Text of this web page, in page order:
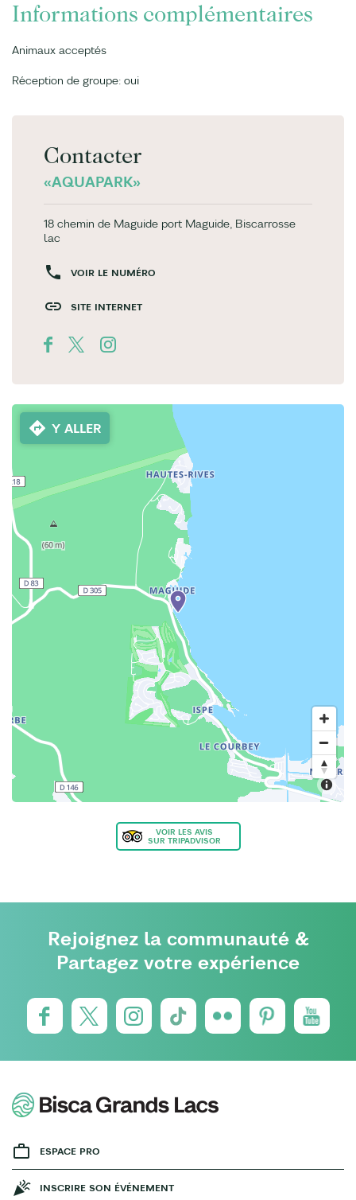
Informations complémentaires
Animaux acceptés
Réception de groupe: oui
Contacter
«AQUAPARK»
18 chemin de Maguide port Maguide, Biscarrosse
lac
VOIR LE NUMÉRO
SITE INTERNET
Y ALLER
VOIR LES AVIS
SUR TRIPADVISOR
Rejoignez la communauté &
Partagez votre expérience
ESPACE PRO
INSCRIRE SON ÉVÉNEMENT